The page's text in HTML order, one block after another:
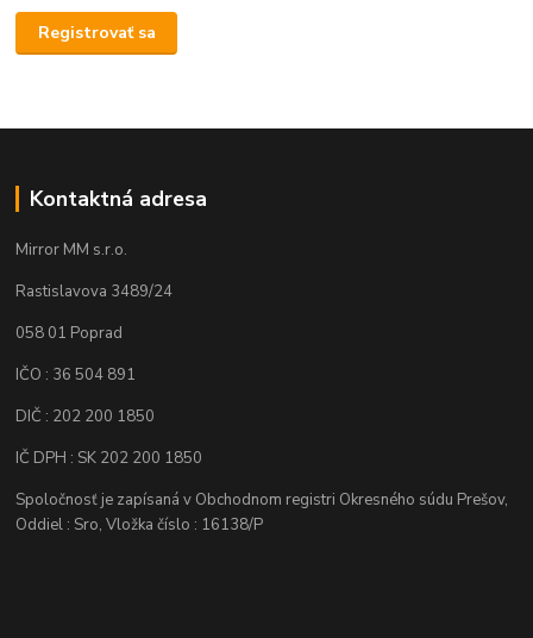
Registrovať sa
Kontaktná adresa
Mirror MM s.r.o.
Rastislavova 3489/24
058 01 Poprad
IČO : 36 504 891
DIČ : 202 200 1850
IČ DPH : SK 202 200 1850
Spoločnosť je zapísaná v Obchodnom registri Okresného súdu Prešov,
Oddiel : Sro, Vložka číslo : 16138/P